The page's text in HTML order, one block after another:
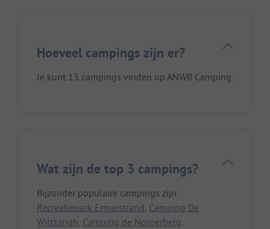
Hoeveel campings zijn er?
Je kunt 13 campings vinden op ANWB Camping.
Wat zijn de top 3 campings?
Bijzonder populaire campings zijn:
Recreatiepark Ermerstrand, Camping De
Wiltzangh, Camping de Norgerberg.